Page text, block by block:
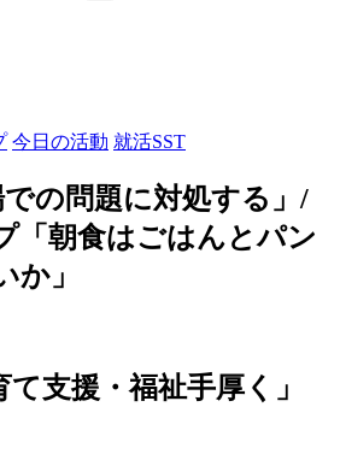
今日の活動 就活SST
での問題に対処する」/
「朝食はごはんとパン
か」
支援・福祉手厚く」